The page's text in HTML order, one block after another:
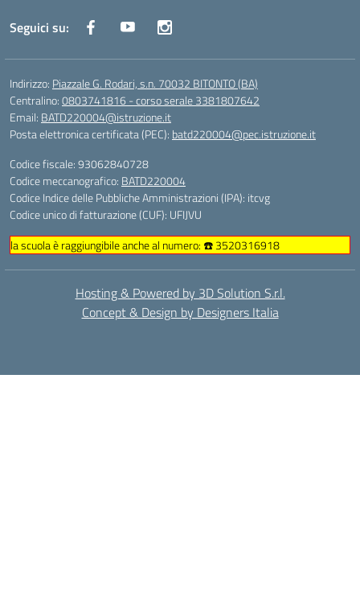
Seguici su:
Indirizzo: Piazzale G. Rodari, s.n. 70032 BITONTO (BA)
Centralino:0803741816 - corso serale 3381807642
Email: BATD220004@istruzione.it
Posta elettronica certificata (PEC): batd220004@pec.istruzione.it
Codice fiscale: 93062840728
Codice meccanografico: BATD220004
Codice Indice delle Pubbliche Amministrazioni (IPA): itcvg
Codice unico di fatturazione (CUF): UFIJVU
la scuola è raggiungibile anche al numero: ☎️ 3520316918
Hosting & Powered by 3D Solution S.r.l.
Concept & Design by Designers Italia